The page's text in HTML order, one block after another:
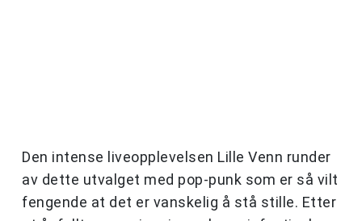
Den intense liveopplevelsen Lille Venn runder
av dette utvalget med pop-punk som er så vilt
fengende at det er vanskelig å stå stille. Etter